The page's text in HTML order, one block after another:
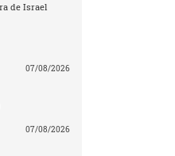
de Israel
07/08/2026
07/08/2026